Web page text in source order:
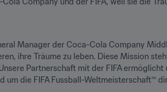
Manager der Coca-Cola Company
ihre Träume zu leben. Diese Mission
Partnerschaft mit der FIFA
um die FIFA Fussball-Weltmeisterschaft™